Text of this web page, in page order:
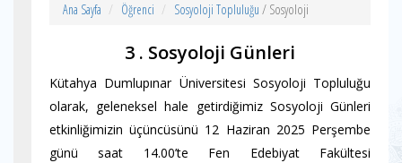
Ana Sayfa Öğrenci Sosyoloji Topluluğu / Sosyoloji
3 . Sosyoloji Günleri
Kütahya Dumlupınar Üniversitesi Sosyoloji Topluluğu
olarak, geleneksel hale getirdiğimiz Sosyoloji Günleri
etkinliğimizin üçüncüsünü 12 Haziran 2025 Perşembe
günü saat 14.00’te Fen Edebiyat Fakültesi